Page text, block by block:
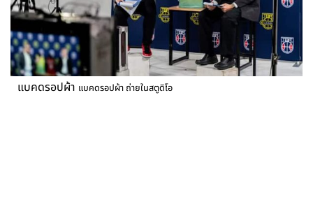
แบคดรอปผ้า แบคดรอปผ้า ถ่ายในสตูดิโอ